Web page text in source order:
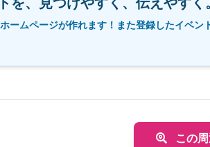
ームページが作れます！また登録したイベ
この